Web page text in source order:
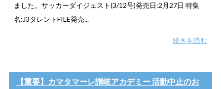
ました。サッカーダイジェスト(3/12号)発売日:2月27日 特集
名:J3タレントFILE発売...
続きを読む
【重要】カマタマーレ讃岐アカデミー 活動中止のお